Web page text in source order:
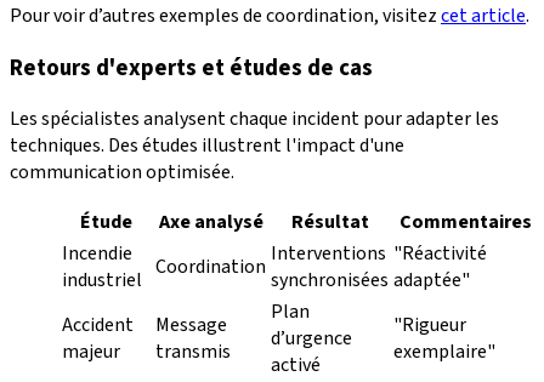
Pour voir d’autres exemples de coordination, visitezcet article.
Retours d'experts et études de cas
Les spécialistes analysent chaque incident pour adapter les
techniques. Des études illustrent l'impact d'une
communication optimisée.
Étude
Axe analysé Résultat
Commentaires
Incendie
industriel Coordination Interventions
synchronisées
"Réactivité
adaptée"
Accident
majeur
Message
transmis
Plan
d’urgence
activé
"Rigueur
exemplaire"